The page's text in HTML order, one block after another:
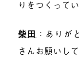
りをつくって
柴田 ：ありが
さんお願いし